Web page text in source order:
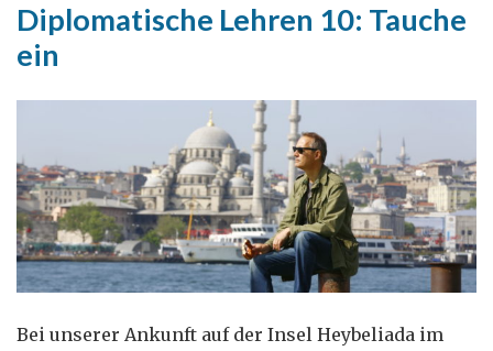
Diplomatische Lehren 10: Tauche
ein
Bei unserer Ankunft auf der Insel Heybeliada im